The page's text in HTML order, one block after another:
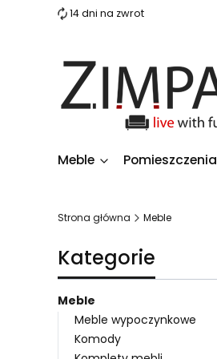
14 dni na zwrot
Meble Pomieszczenia
Strona główna Meble
Kategorie
Meble
Meble wypoczynkowe
Komody